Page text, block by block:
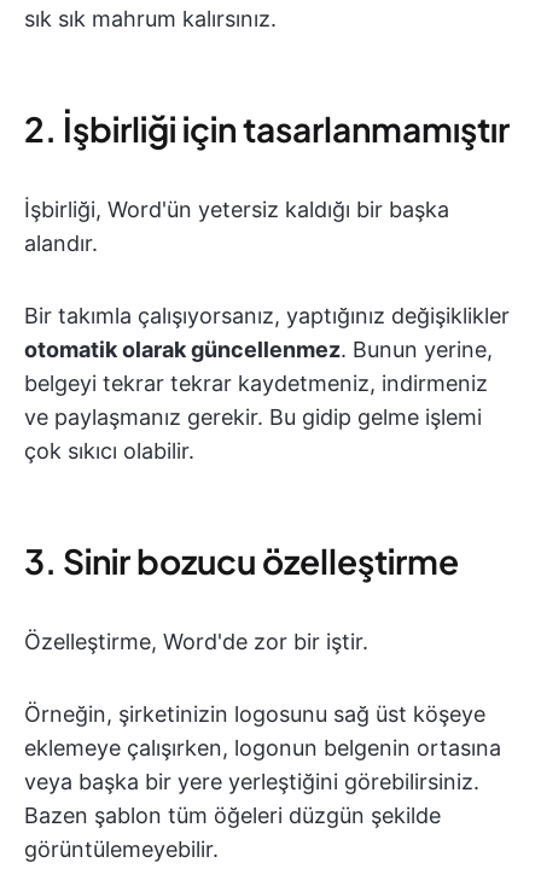
sık sık mahrum kalırsınız.
2. İşbirliği için tasarlanmamıştır
İşbirliği, Word'ün yetersiz kaldığı bir başka
alandır.
Bir takımla çalışıyorsanız, yaptığınız değişiklikler
otomatik olarak güncellenmez. Bunun yerine,
belgeyi tekrar tekrar kaydetmeniz, indirmeniz
ve paylaşmanız gerekir. Bu gidip gelme işlemi
çok sıkıcı olabilir.
3. Sinir bozucu özelleştirme
Özelleştirme, Word'de zor bir iştir.
Örneğin, şirketinizin logosunu sağ üst köşeye
eklemeye çalışırken, logonun belgenin ortasına
veya başka bir yere yerleştiğini görebilirsiniz.
Bazen şablon tüm öğeleri düzgün şekilde
görüntülemeyebilir.